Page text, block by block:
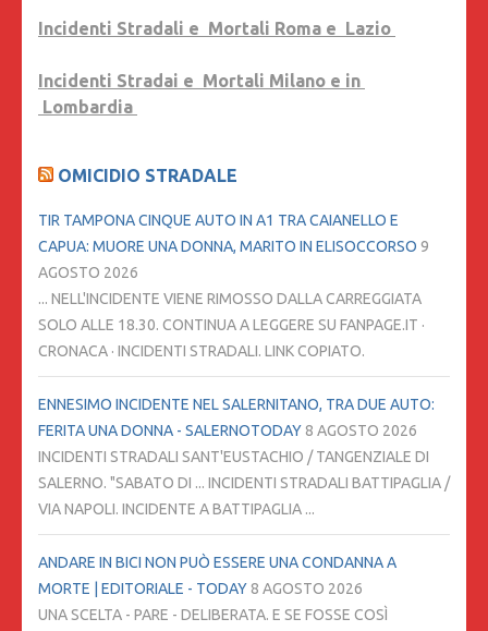
Incidenti Stradali e Mortali Roma e Lazio
Incidenti Stradai e Mortali Milano e in
Lombardia
OMICIDIO STRADALE
TIR TAMPONA CINQUE AUTO IN A1 TRA CAIANELLO E
CAPUA: MUORE UNA DONNA, MARITO IN ELISOCCORSO 9
AGOSTO 2026
... NELL'INCIDENTE VIENE RIMOSSO DALLA CARREGGIATA
SOLO ALLE 18.30. CONTINUA A LEGGERE SU FANPAGE.IT ·
CRONACA · INCIDENTI STRADALI. LINK COPIATO.
ENNESIMO INCIDENTE NEL SALERNITANO, TRA DUE AUTO:
FERITA UNA DONNA - SALERNOTODAY8 AGOSTO 2026
INCIDENTI STRADALI SANT'EUSTACHIO / TANGENZIALE DI
SALERNO. "SABATO DI ... INCIDENTI STRADALI BATTIPAGLIA /
VIA NAPOLI. INCIDENTE A BATTIPAGLIA ...
ANDARE IN BICI NON PUÒ ESSERE UNA CONDANNA A
MORTE | EDITORIALE - TODAY8 AGOSTO 2026
UNA SCELTA - PARE - DELIBERATA. E SE FOSSE COSÌ